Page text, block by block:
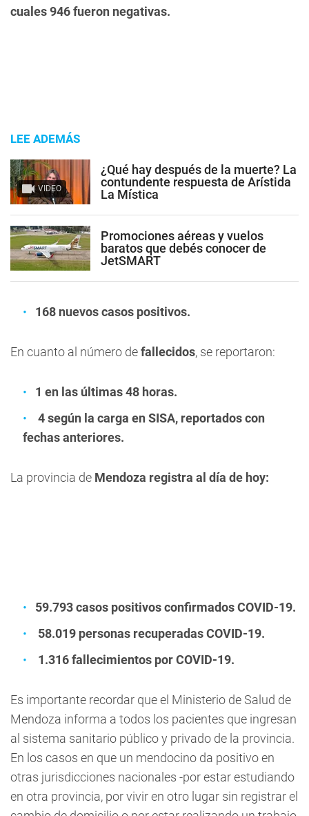
cuales946 fueron negativas.
LEE ADEMÁS
VIDEO
¿Qué hay después de la muerte? La
contundente respuesta de Arístida
La Mística
Promociones aéreas y vuelos
baratos que debés conocer de
JetSMART
168 nuevos casos positivos.
En cuanto al número defallecidos, se reportaron:
1 en las últimas 48 horas.
4 según la carga en SISA, reportados con
fechas anteriores.
La provincia de Mendoza registra al día de hoy:
59.793 casos positivos confirmados COVID-19.
58.019 personas recuperadas COVID-19.
1.316 fallecimientos por COVID-19.
Es importante recordar que el Ministerio de Salud de
Mendoza informa a todos los pacientes que ingresan
al sistema sanitario público y privado de la provincia.
En los casos en que un mendocino da positivo en
otras jurisdicciones nacionales -por estar estudiando
en otra provincia, por vivir en otro lugar sin registrar el